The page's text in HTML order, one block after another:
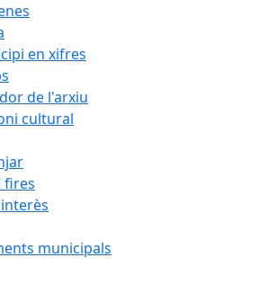
en xifres
de l'arxiu
cultural
fires
municipals